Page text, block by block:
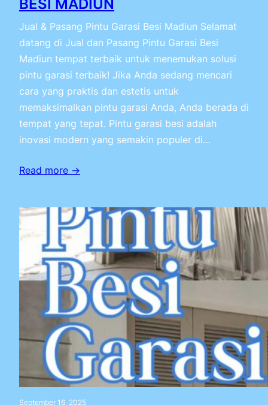
BESI MADIUN
Jual & Pasang Pintu Garasi Besi Madiun Selamat
datang di Jual dan Pasang Pintu Garasi Besi
Madiun tempat terbaik untuk menemukan solusi
pintu garasi terbaik! Jika Anda sedang mencari
cara yang praktis dan estetis untuk
memaksimalkan pintu garasi Anda, Anda berada di
tempat yang tepat. Pintu garasi besi adalah
inovasi modern yang semakin populer di…
Read more →
September 16, 2025